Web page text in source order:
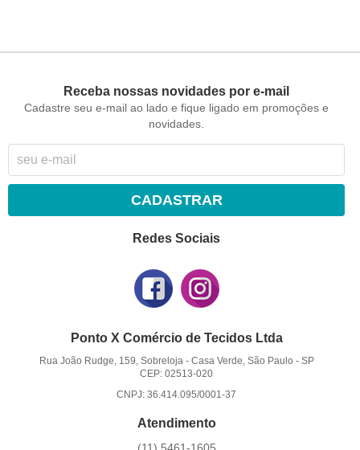
Receba nossas novidades por e-mail
Cadastre seu e-mail ao lado e fique ligado em promoções e
novidades.
CADASTRAR
Redes Sociais
Ponto X Comércio de Tecidos Ltda
Rua João Rudge, 159, Sobreloja- Casa Verde, São Paulo - SP
CEP: 02513-020
CNPJ: 36.414.095/0001-37
Atendimento